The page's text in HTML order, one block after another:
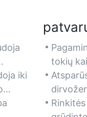
iki
tokių
karštyje.